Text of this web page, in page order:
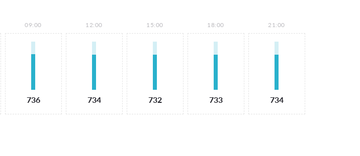
09:00
736
12:00
734
15:00
732
18:00
733
21:00
734